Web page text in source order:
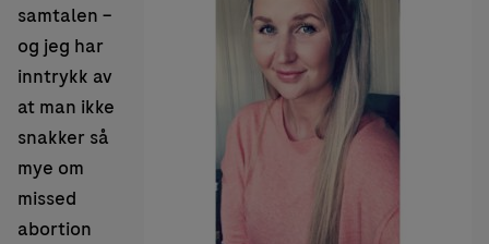
samtalen –
og jeg har
inntrykk av
at man ikke
snakker så
mye om
missed
abortion